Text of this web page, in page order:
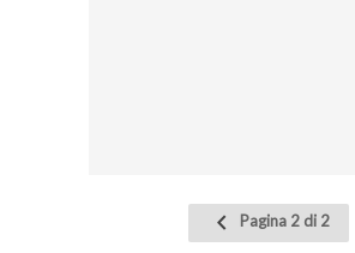
Pagina
precedente
Pagina 2 di 2